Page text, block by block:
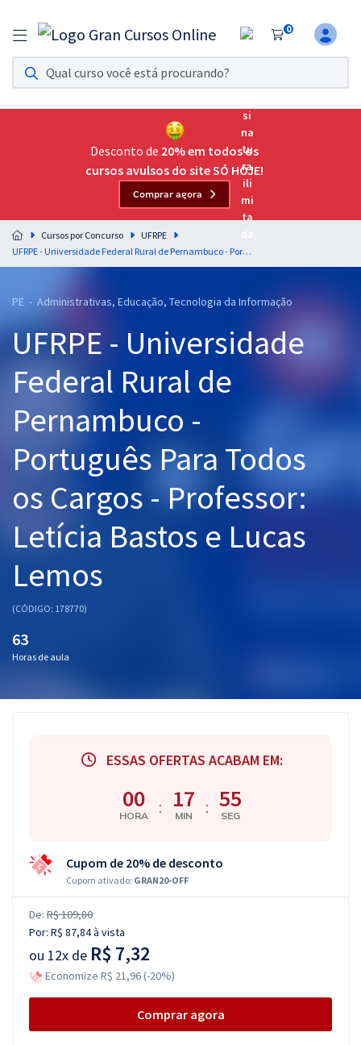
0
Assinatura Ilimitada 11
Acesso a todos os cursos. Teste grátis por 7 dias!
Assinatura OAB Até Passar
Acesso ilimitado a toda preparação para o Exame da
Residências Multiprofissionais
Preparação completa e intensiva para as principais
residências em saúde do Brasil
Cursos 20% OFF
Pós
Graduação
OAB
Questões grátis
Desconto de 20% em todos os
cursos avulsos do site SÓ HOJE!
Comprar agora
Cursos por Concurso
UFRPE
UFRPE - Universidade Federal Rural de Pernambuco - Português Para Todos os Cargos - Professor: Letícia Bastos e Lucas Lemos
PE - Administrativas, Educação, Tecnologia da Informação
UFRPE - Universidade
Federal Rural de
Pernambuco -
Português Para Todos
os Cargos - Professor:
Letícia Bastos e Lucas
Lemos
(CÓDIGO: 178770)
63
Horas de aula
ESSAS OFERTAS ACABAM EM:
00
HORA : 17
MIN : 54
SEG
Cupom de 20% de desconto
Cupom ativado: GRAN20-OFF
De: R$ 109,80
Por: R$ 87,84à vista
ou 12x de R$ 7,32
Economize R$ 21,96 (-20%)
Comprar agora